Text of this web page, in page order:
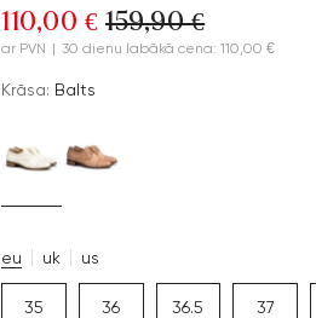
110,00 € 159,90 €
ar PVN | 30 dienu labākā cena: 110,00 €
Krāsa: Balts
eu uk us
35 36 36.5 37